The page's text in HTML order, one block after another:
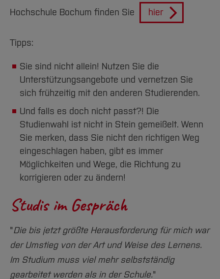
Arbeiten im FB G
Team
Aktuelles
Fachgruppen
International
Team
Service
Amtliche Bekanntmachungen
Familiengerechte Hochschule
Diskriminierungsfreie Hochschule
Hochschulbibliothek
International Office
qed-Stiftung
Zentrale Studienberatung
Hochschule Bochum finden Sie
hier
Tipps:
Sie sind nicht allein! Nutzen Sie die
Unterstützungsangebote und vernetzen Sie
sich frühzeitig mit den anderen Studierenden.
Und falls es doch nicht passt?! Die
Studienwahl ist nicht in Stein gemeißelt. Wenn
Sie merken, dass Sie nicht den richtigen Weg
eingeschlagen haben, gibt es immer
Möglichkeiten und Wege, die Richtung zu
korrigieren oder zu ändern!
Studis im Gespräch
"Die bis jetzt größte Herausforderung für mich war
der Umstieg von der Art und Weise des Lernens.
Im Studium muss viel mehr selbstständig
gearbeitet werden als in der Schule."